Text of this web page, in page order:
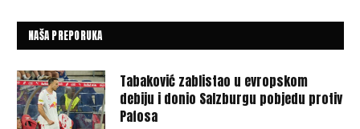
NAŠA PREPORUKA
Tabaković zablistao u evropskom
debiju i donio Salzburgu pobjedu protiv
Pafosa